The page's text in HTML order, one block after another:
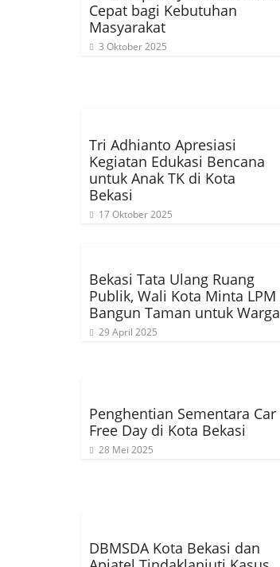
Cepat bagi Kebutuhan
Masyarakat
3 Oktober 2025
Tri Adhianto Apresiasi
Kegiatan Edukasi Bencana
untuk Anak TK di Kota
Bekasi
17 Oktober 2025
Bekasi Tata Ulang Ruang
Publik, Wali Kota Minta LPM
Bangun Taman untuk Warga
29 April 2025
Penghentian Sementara Car
Free Day di Kota Bekasi
28 Mei 2025
DBMSDA Kota Bekasi dan